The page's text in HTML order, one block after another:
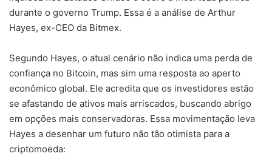
durante o governo Trump. Essa é a análise de Arthur
Hayes, ex-CEO da Bitmex.
Segundo Hayes, o atual cenário não indica uma perda de
confiança no Bitcoin, mas sim uma resposta ao aperto
econômico global. Ele acredita que os investidores estão
se afastando de ativos mais arriscados, buscando abrigo
em opções mais conservadoras. Essa movimentação leva
Hayes a desenhar um futuro não tão otimista para a
criptomoeda: